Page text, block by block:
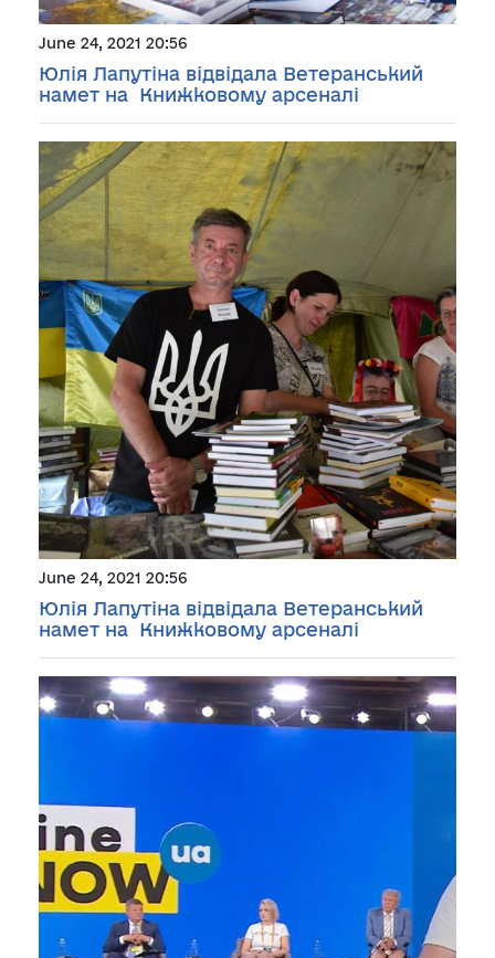
June 24, 2021 20:56
Юлія Лапутіна відвідала Ветеранський
намет на Книжковому арсеналі
June 24, 2021 20:56
Юлія Лапутіна відвідала Ветеранський
намет на Книжковому арсеналі